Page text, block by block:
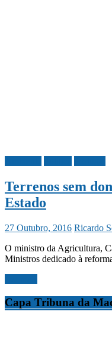
Terrenos sem
Estado
27 Outubro, 2016 Ricardo
O ministro da Agricultura,
Ministros dedicado à
Capa Tribuna da